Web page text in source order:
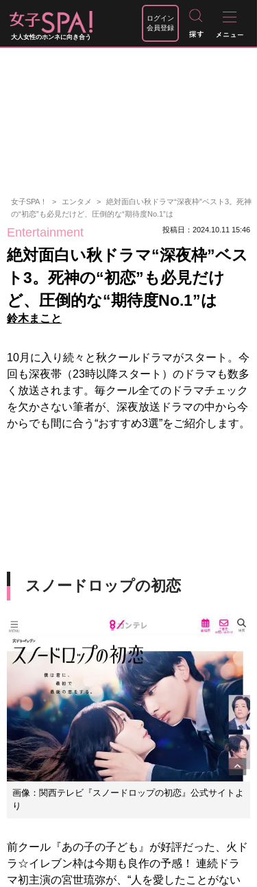
大人女性のホンネに向き合う
ログイン
会員登録
女子SPA！ エンタメ
絶対面白い秋ドラマ“深夜枠”ベスト3。死神
の“初恋”も必見だけど、圧倒的な“期待度No.1”は
Entertainment 投稿日：2024.10.11 15:46
絶対面白い秋ドラマ“深夜枠”ベス
ト3。死神の“初恋”も必見だけ
ど、圧倒的な“期待度No.1”は
鈴木まこと
10月に入り続々と秋クールドラマがスタート。今
回も深夜帯（23時以降スタート）のドラマも数多
く放送されます。毎クール全てのドラマチェック
を欠かさない筆者が、深夜放送ドラマの中から今
からでも間に合う“おすすめ3選”をご紹介します。
スノードロップの初恋
画像：関西テレビ『スノードロップの初恋』公式サイトよ
り
前クール『あの子の子ども』が好評だった、火ド
ラ☆イレブン枠は今期も良作の予感！ 連続ドラ
マ初主演の宮世琉弥が、“人を愛したことがない